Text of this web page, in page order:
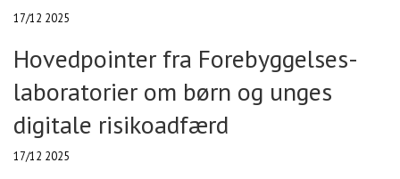
17/12 2025
Hovedpointer fra Forebyggelses-
laboratorier om børn og unges
digitale risikoadfærd
17/12 2025